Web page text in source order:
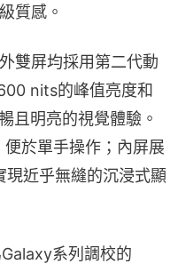
質感。
雙屏均採用第二代動
nits的峰值亮度和
且明亮的視覺體驗。
於單手操作；內屏展
現近乎無縫的沉浸式顯
系列調校的